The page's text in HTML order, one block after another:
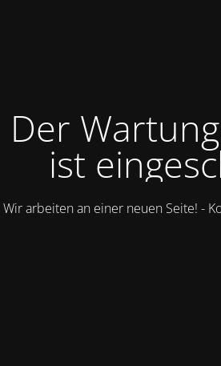
Der
ist
Wir arbeiten an einer neuen Seite! -